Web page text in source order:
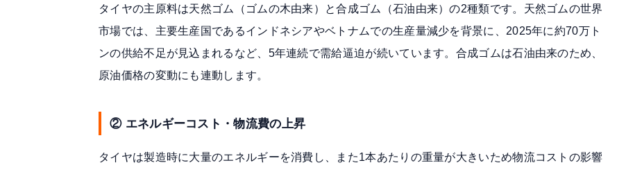
タイヤの主原料は天然ゴム（ゴムの木由来）と合成ゴム（石油由来）の2種類です。天然ゴムの世界
市場では、主要生産国であるインドネシアやベトナムでの生産量減少を背景に、 2025年に約70万ト
ンの供給不足が見込まれる など、5年連続で需給逼迫が続いています。合成ゴムは石油由来のため、
原油価格の変動にも連動します。
② エネルギーコスト・物流費の上昇
タイヤは製造時に大量のエネルギーを消費し、また1本あたりの重量が大きいため物流コストの影響